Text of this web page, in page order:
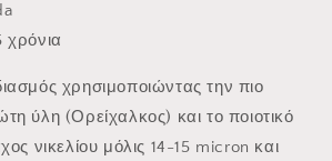
χρόνια
χρησιμοποιώντας την πιο
ύλη (Ορείχαλκος) και το ποιοτικό
νικελίου μόλις 14-15 micron και